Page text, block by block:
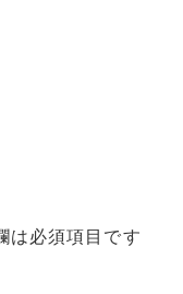
は必須項目です